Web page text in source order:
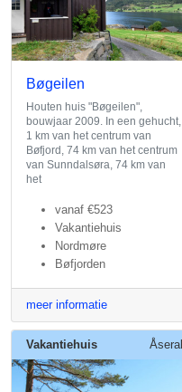
Bøgeilen
Houten huis "Bøgeilen",
bouwjaar 2009. In een gehucht,
1 km van het centrum van
Bøfjord, 74 km van het centrum
van Sunndalsøra, 74 km van
het
vanaf €523
Vakantiehuis
Nordmøre
Bøfjorden
meer informatie
Vakantiehuis Åseral